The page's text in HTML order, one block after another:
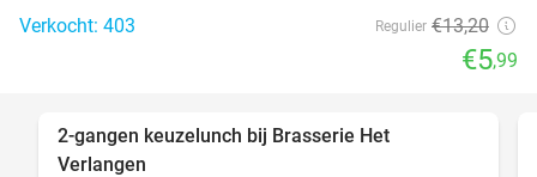
Verkocht: 403 Regulier €13,20
€5,99
2-gangen keuzelunch bij Brasserie Het
Verlangen